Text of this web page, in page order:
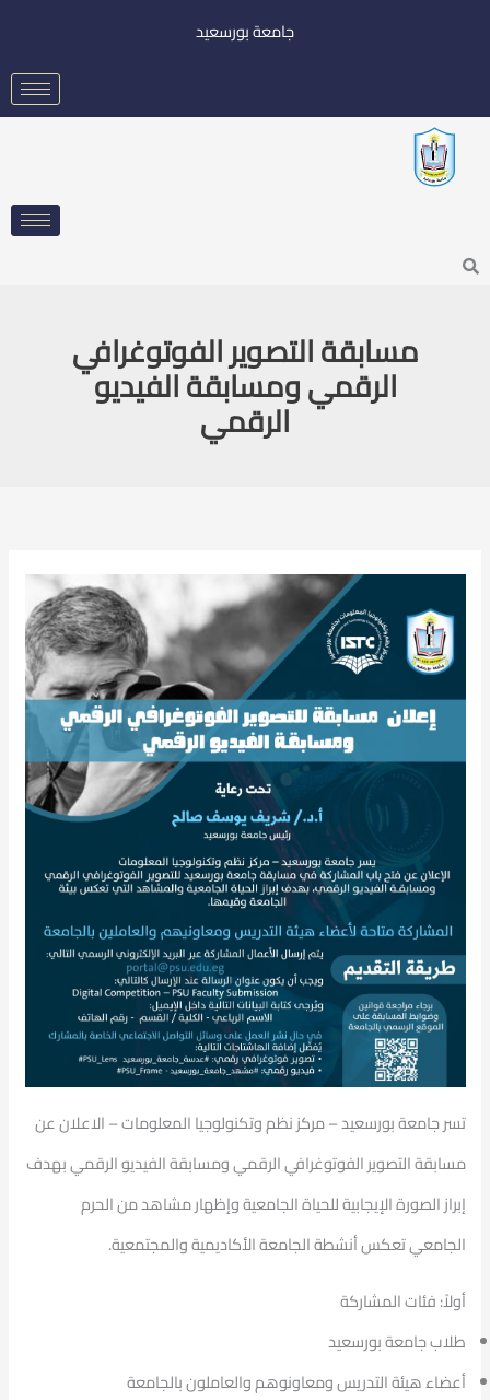
جامعة بورسعيد
Search
مسابقة التصوير الفوتوغرافي
الرقمي ومسابقة الفيديو
الرقمي
تسر جامعة بورسعيد – مركز نظم وتكنولوجيا المعلومات – الاعلان عن
مسابقة التصوير الفوتوغرافي الرقمي ومسابقة الفيديو الرقمي بهدف
إبراز الصورة الإيجابية للحياة الجامعية وإظهار مشاهد من الحرم
الجامعي تعكس أنشطة الجامعة الأكاديمية والمجتمعية.
أولاً: فئات المشاركة
طلاب جامعة بورسعيد
أعضاء هيئة التدريس ومعاونوهم والعاملون بالجامعة